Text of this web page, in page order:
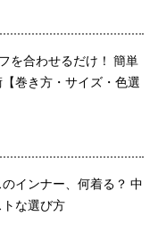
を合わせるだけ！ 簡単
巻き方・サイズ・色選
インナー、何着る？ 中
な選び方